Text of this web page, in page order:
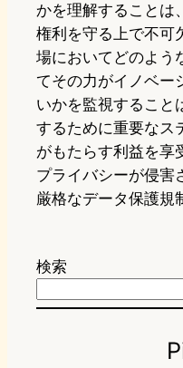
かを理解することは
権利を守る上で不可
場においてどのよう
てその力がイノベー
いかを監視すること
するために重要なス
がもたらす利益を享
プライバシーが侵害
厳格なデータ保護規
検索